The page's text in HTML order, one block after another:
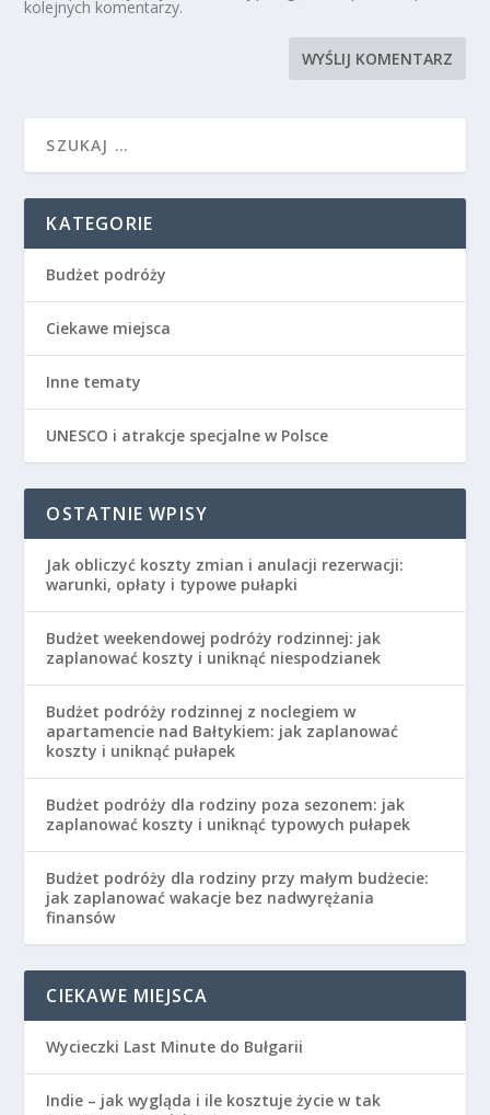
kolejnych komentarzy.
KATEGORIE
Budżet podróży
Ciekawe miejsca
Inne tematy
UNESCO i atrakcje specjalne w Polsce
OSTATNIE WPISY
Jak obliczyć koszty zmian i anulacji rezerwacji:
warunki, opłaty i typowe pułapki
Budżet weekendowej podróży rodzinnej: jak
zaplanować koszty i uniknąć niespodzianek
Budżet podróży rodzinnej z noclegiem w
apartamencie nad Bałtykiem: jak zaplanować
koszty i uniknąć pułapek
Budżet podróży dla rodziny poza sezonem: jak
zaplanować koszty i uniknąć typowych pułapek
Budżet podróży dla rodziny przy małym budżecie:
jak zaplanować wakacje bez nadwyrężania
finansów
CIEKAWE MIEJSCA
Wycieczki Last Minute do Bułgarii
Indie – jak wygląda i ile kosztuje życie w tak